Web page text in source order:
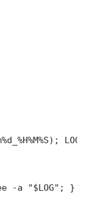
-a "$LOG"; }